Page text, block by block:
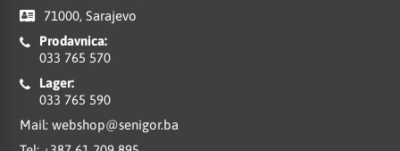
71000, Sarajevo
Prodavnica:
033 765 570
Lager:
033 765 590
Mail: webshop@senigor.ba